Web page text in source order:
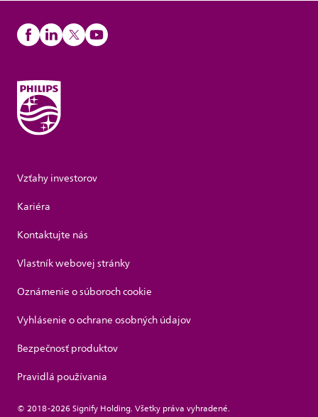
Vzťahy investorov
Kariéra
Kontaktujte nás
Vlastník webovej stránky
Oznámenie o súboroch cookie
Vyhlásenie o ochrane osobných údajov
Bezpečnosť produktov
Pravidlá používania
© 2018-2026 Signify Holding. Všetky práva vyhradené.